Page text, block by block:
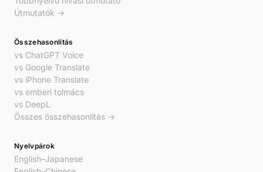
Útmutatók →
Összehasonlítás
vs ChatGPT Voice
vs Google Translate
vs iPhone Translate
vs emberi tolmács
vs DeepL
Összes összehasonlítás →
Nyelvpárok
English–Japanese